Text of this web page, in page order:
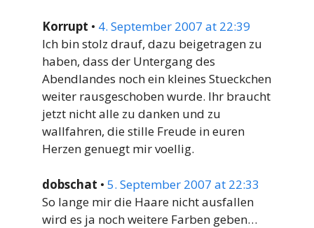
Korrupt • 4. September 2007 at 22:39
Ich bin stolz drauf, dazu beigetragen zu
haben, dass der Untergang des
Abendlandes noch ein kleines Stueckchen
weiter rausgeschoben wurde. Ihr braucht
jetzt nicht alle zu danken und zu
wallfahren, die stille Freude in euren
Herzen genuegt mir voellig.
dobschat • 5. September 2007 at 22:33
So lange mir die Haare nicht ausfallen
wird es ja noch weitere Farben geben…